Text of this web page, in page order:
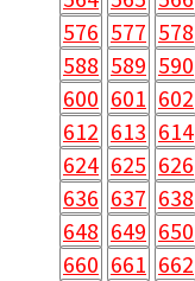
576 577 578
588 589 590
600 601 602
612 613 614
624 625 626
636 637 638
648 649 650
660 661 662